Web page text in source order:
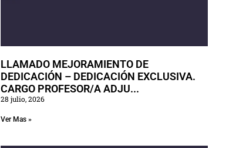
LLAMADO MEJORAMIENTO DE
DEDICACIÓN – DEDICACIÓN EXCLUSIVA.
CARGO PROFESOR/A ADJU...
28 julio, 2026
Ver Mas »